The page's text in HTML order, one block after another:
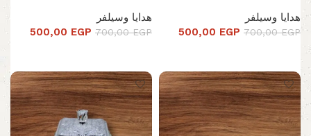
هدايا وسيلفر
700,00EGP
500,00 EGP
هدايا وسيلفر
700,00EGP
500,00 EGP